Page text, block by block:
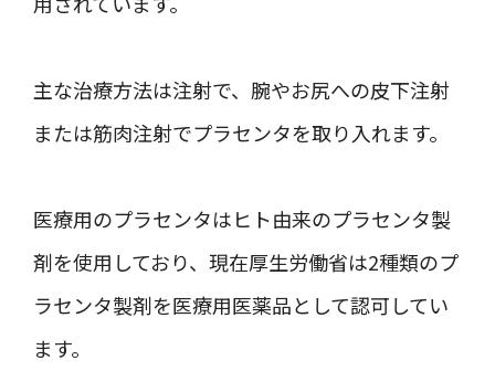
主な治療方法は注射で、腕やお尻への皮下注射
または筋肉注射でプラセンタを取り入れます。
医療用のプラセンタはヒト由来のプラセンタ製
剤を使用しており、現在厚生労働省は2種類のプ
ラセンタ製剤を医療用医薬品として認可してい
ます。